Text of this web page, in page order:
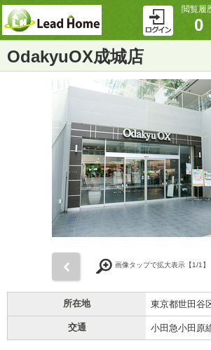
閲覧履
0
OdakyuOX成城店
画像タップで拡大表示【1/1】
所在地 東京都世田谷
交通 小田急小田原